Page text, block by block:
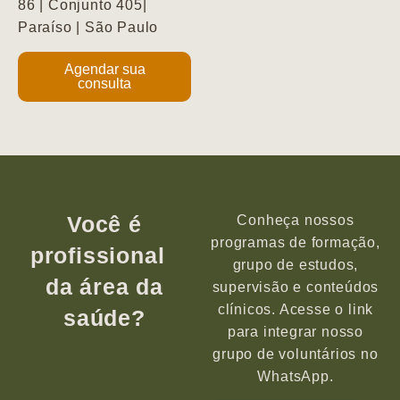
86 | Conjunto 405|
Paraíso | São Paulo
Agendar sua
consulta
Você é
profissional
da área da
saúde?
Conheça nossos
programas de formação,
grupo de estudos,
supervisão e conteúdos
clínicos. Acesse o link
para integrar nosso
grupo de voluntários no
WhatsApp.